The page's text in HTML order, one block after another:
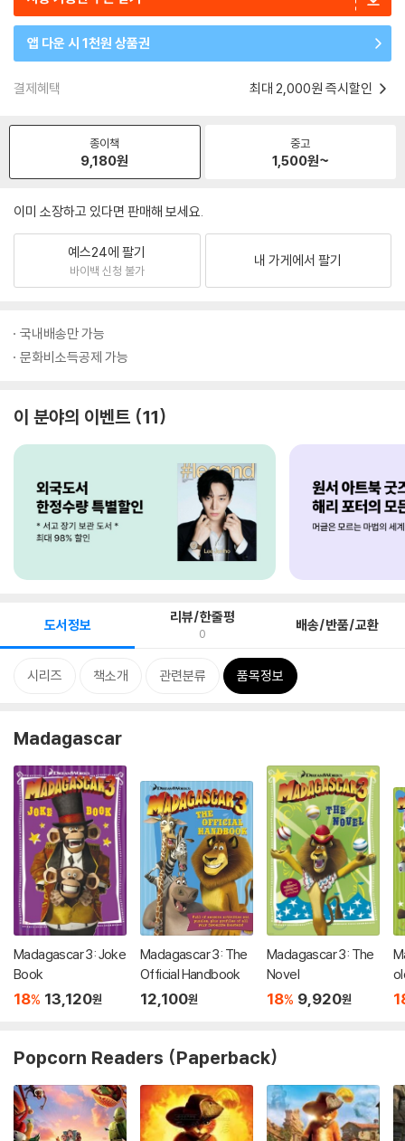
앱 다운 시 1천원 상품권
결제혜택 최대 2,000원 즉시할인
종이책
9,180원
중고
1,500원~
이미 소장하고 있다면 판매해 보세요.
예스24에 팔기
바이백 신청 불가
내 가게에서 팔기
국내배송만 가능
문화비소득공제 가능
이 분야의 이벤트 11
도서정보 리뷰/한줄평
0 배송/반품/교환
시리즈 책소개 관련분류 품목정보
Madagascar
Madagascar 3: Joke
Book
18% 13,120원
Madagascar 3: The
Official Handbook
12,100원
Madagascar 3: The
Novel
18% 9,920원
Popcorn Readers (Paperback)